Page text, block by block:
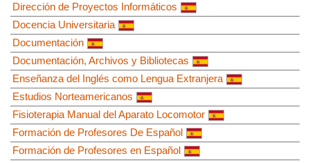
Dirección de Proyectos Informáticos
Docencia Universitaria
Documentación
Documentación, Archivos y Bibliotecas
Enseñanza del Inglés como Lengua Extranjera
Estudios Norteamericanos
Fisioterapia Manual del Aparato Locomotor
Formación de Profesores De Español
Formación de Profesores en Español